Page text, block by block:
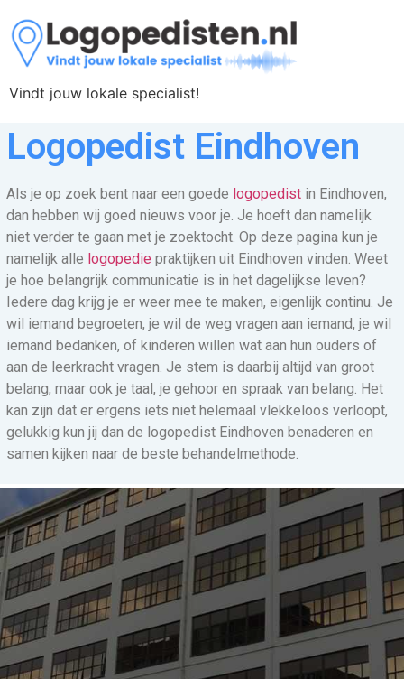
Vindt jouw lokale specialist!
Logopedist Eindhoven
Als je op zoek bent naar een goede logopedist in Eindhoven,
dan hebben wij goed nieuws voor je. Je hoeft dan namelijk
niet verder te gaan met je zoektocht. Op deze pagina kun je
namelijk alle logopedie praktijken uit Eindhoven vinden. Weet
je hoe belangrijk communicatie is in het dagelijkse leven?
Iedere dag krijg je er weer mee te maken, eigenlijk continu. Je
wil iemand begroeten, je wil de weg vragen aan iemand, je wil
iemand bedanken, of kinderen willen wat aan hun ouders of
aan de leerkracht vragen. Je stem is daarbij altijd van groot
belang, maar ook je taal, je gehoor en spraak van belang. Het
kan zijn dat er ergens iets niet helemaal vlekkeloos verloopt,
gelukkig kun jij dan de logopedist Eindhoven benaderen en
samen kijken naar de beste behandelmethode.